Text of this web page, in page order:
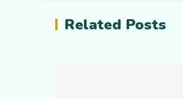
Related Posts